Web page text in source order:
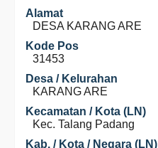
Alamat
DESA KARANG ARE
Kode Pos
31453
Desa / Kelurahan
KARANG ARE
Kecamatan / Kota (LN)
Kec. Talang Padang
Kab. / Kota / Negara (LN)